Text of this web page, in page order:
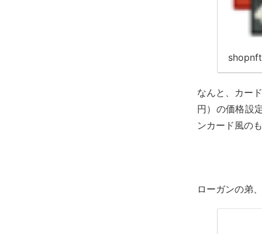
なんと、カー
円）の価格設
ンカード風の
ローガンの弟、